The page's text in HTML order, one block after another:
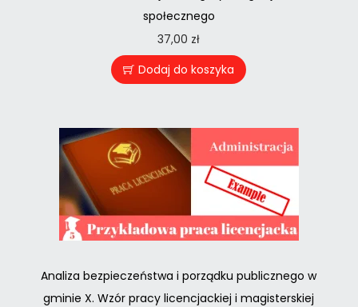
społecznego
37,00 zł
Dodaj do koszyka
Analiza bezpieczeństwa i porządku publicznego w
gminie X. Wzór pracy licencjackiej i magisterskiej